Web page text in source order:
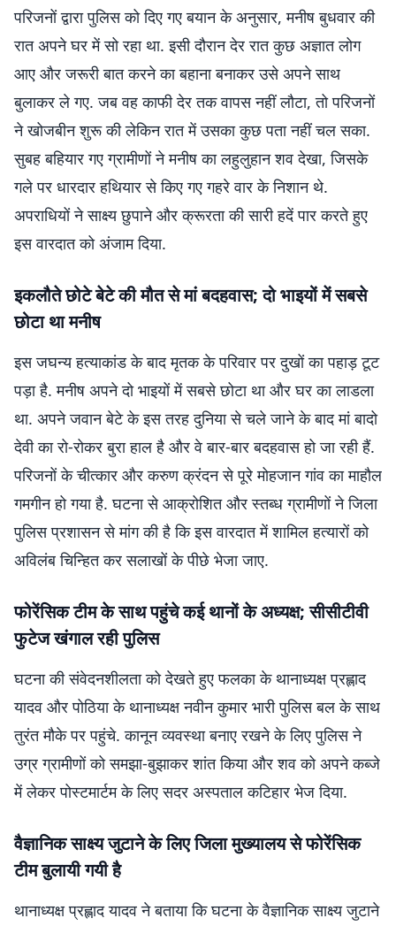
परिजनों द्वारा पुलिस को दिए गए बयान के अनुसार, मनीष बुधवार की
रात अपने घर में सो रहा था. इसी दौरान देर रात कुछ अज्ञात लोग
आए और जरूरी बात करने का बहाना बनाकर उसे अपने साथ
बुलाकर ले गए. जब वह काफी देर तक वापस नहीं लौटा, तो परिजनों
ने खोजबीन शुरू की लेकिन रात में उसका कुछ पता नहीं चल सका.
सुबह बहियार गए ग्रामीणों ने मनीष का लहुलुहान शव देखा, जिसके
गले पर धारदार हथियार से किए गए गहरे वार के निशान थे.
अपराधियों ने साक्ष्य छुपाने और क्रूरता की सारी हदें पार करते हुए
इस वारदात को अंजाम दिया.
इकलौते छोटे बेटे की मौत से मां बदहवास; दो भाइयों में सबसे
छोटा था मनीष
इस जघन्य हत्याकांड के बाद मृतक के परिवार पर दुखों का पहाड़ टूट
पड़ा है. मनीष अपने दो भाइयों में सबसे छोटा था और घर का लाडला
था. अपने जवान बेटे के इस तरह दुनिया से चले जाने के बाद मां बादो
देवी का रो-रोकर बुरा हाल है और वे बार-बार बदहवास हो जा रही हैं.
परिजनों के चीत्कार और करुण क्रंदन से पूरे मोहजान गांव का माहौल
गमगीन हो गया है. घटना से आक्रोशित और स्तब्ध ग्रामीणों ने जिला
पुलिस प्रशासन से मांग की है कि इस वारदात में शामिल हत्यारों को
अविलंब चिन्हित कर सलाखों के पीछे भेजा जाए.
फोरेंसिक टीम के साथ पहुंचे कई थानों के अध्यक्ष; सीसीटीवी
फुटेज खंगाल रही पुलिस
घटना की संवेदनशीलता को देखते हुए फलका के थानाध्यक्ष प्रह्लाद
यादव और पोठिया के थानाध्यक्ष नवीन कुमार भारी पुलिस बल के साथ
तुरंत मौके पर पहुंचे. कानून व्यवस्था बनाए रखने के लिए पुलिस ने
उग्र ग्रामीणों को समझा-बुझाकर शांत किया और शव को अपने कब्जे
में लेकर पोस्टमार्टम के लिए सदर अस्पताल कटिहार भेज दिया.
वैज्ञानिक साक्ष्य जुटाने के लिए जिला मुख्यालय से फोरेंसिक
टीम बुलायी गयी है
थानाध्यक्ष प्रह्लाद यादव ने बताया कि घटना के वैज्ञानिक साक्ष्य जुटाने